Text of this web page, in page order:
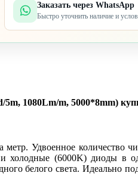
Заказать через WhatsApp
Быстро уточнить наличие и
1080Lm/m, 5000*8mm)
Удвоенное количество
(6000K) диоды в
белого света. Идеально